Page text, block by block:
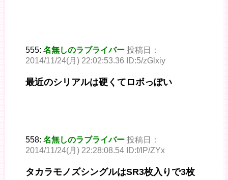
555: 名無しのラブライバー 投稿日：
2014/11/24(月) 22:02:53.36 ID:5/zGlxiy
最近のシリアルは硬くてロボっぽい
558: 名無しのラブライバー 投稿日：
2014/11/24(月) 22:28:08.54 ID:f/IP/ZYx
タカラモノズシングルはSR3枚入りで3枚